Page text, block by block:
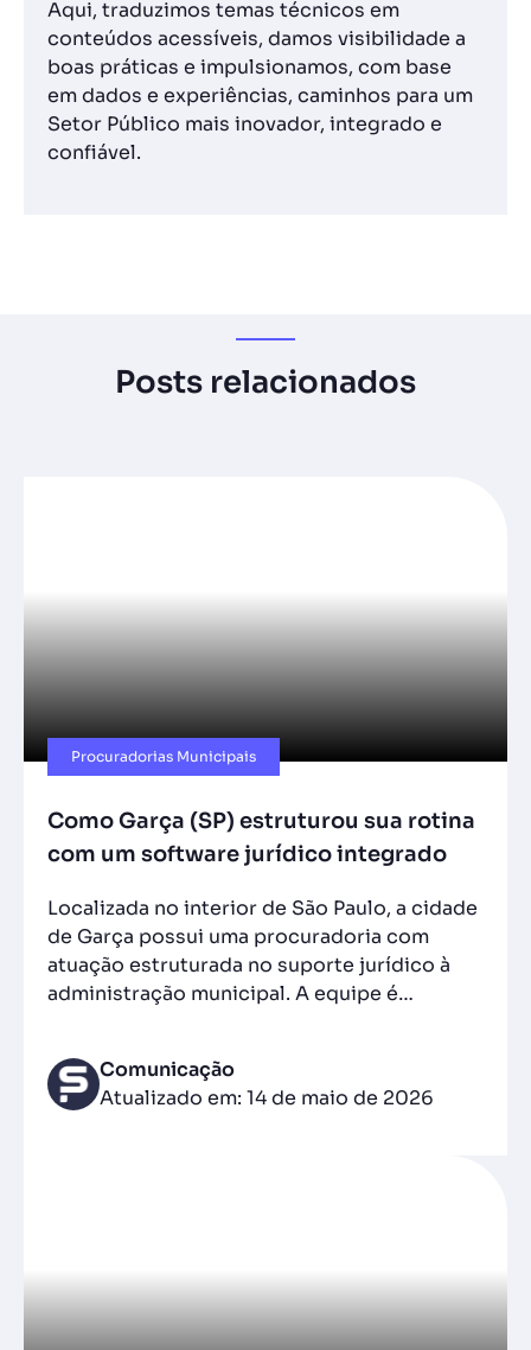
Aqui, traduzimos temas técnicos em
conteúdos acessíveis, damos visibilidade a
boas práticas e impulsionamos, com base
em dados e experiências, caminhos para um
Setor Público mais inovador, integrado e
confiável.
Posts relacionados
Procuradorias Municipais
Como Garça (SP) estruturou sua rotina
com um software jurídico integrado
Localizada no interior de São Paulo, a cidade
de Garça possui uma procuradoria com
atuação estruturada no suporte jurídico à
administração municipal. A equipe é…
Comunicação
Atualizado em: 14 de maio de 2026